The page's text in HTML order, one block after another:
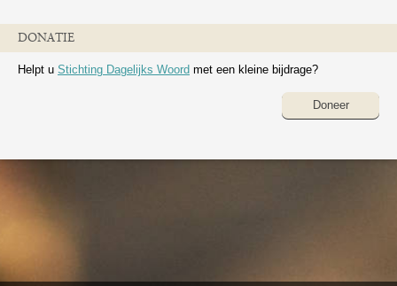
DONATIE
Helpt u Stichting Dagelijks Woord met een kleine bijdrage?
Doneer